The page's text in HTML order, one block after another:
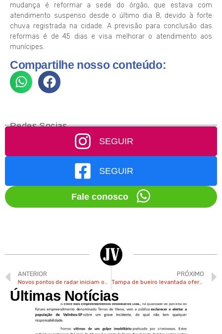
mudança é reformar a sede do órgão, que estava com
atendimento suspenso desde o último dia 8, devido à forte
chuva registrada na cidade. A previsão para conclusão das
reformas é de 45 dias e visa melhorar o atendimento aos
munícipes.
Compartilhe nosso conteúdo:
Redes Socias
SEGUIR
SEGUIR
Fale conosco
ANTERIOR
Novos pontos de radar iniciam operação nesta 2ª feira em Valinhos
PRÓXIMO
Tampa de bueiro levantada oferece risco em rua próxima ao Burger King em Valinhos
Últimas Notícias